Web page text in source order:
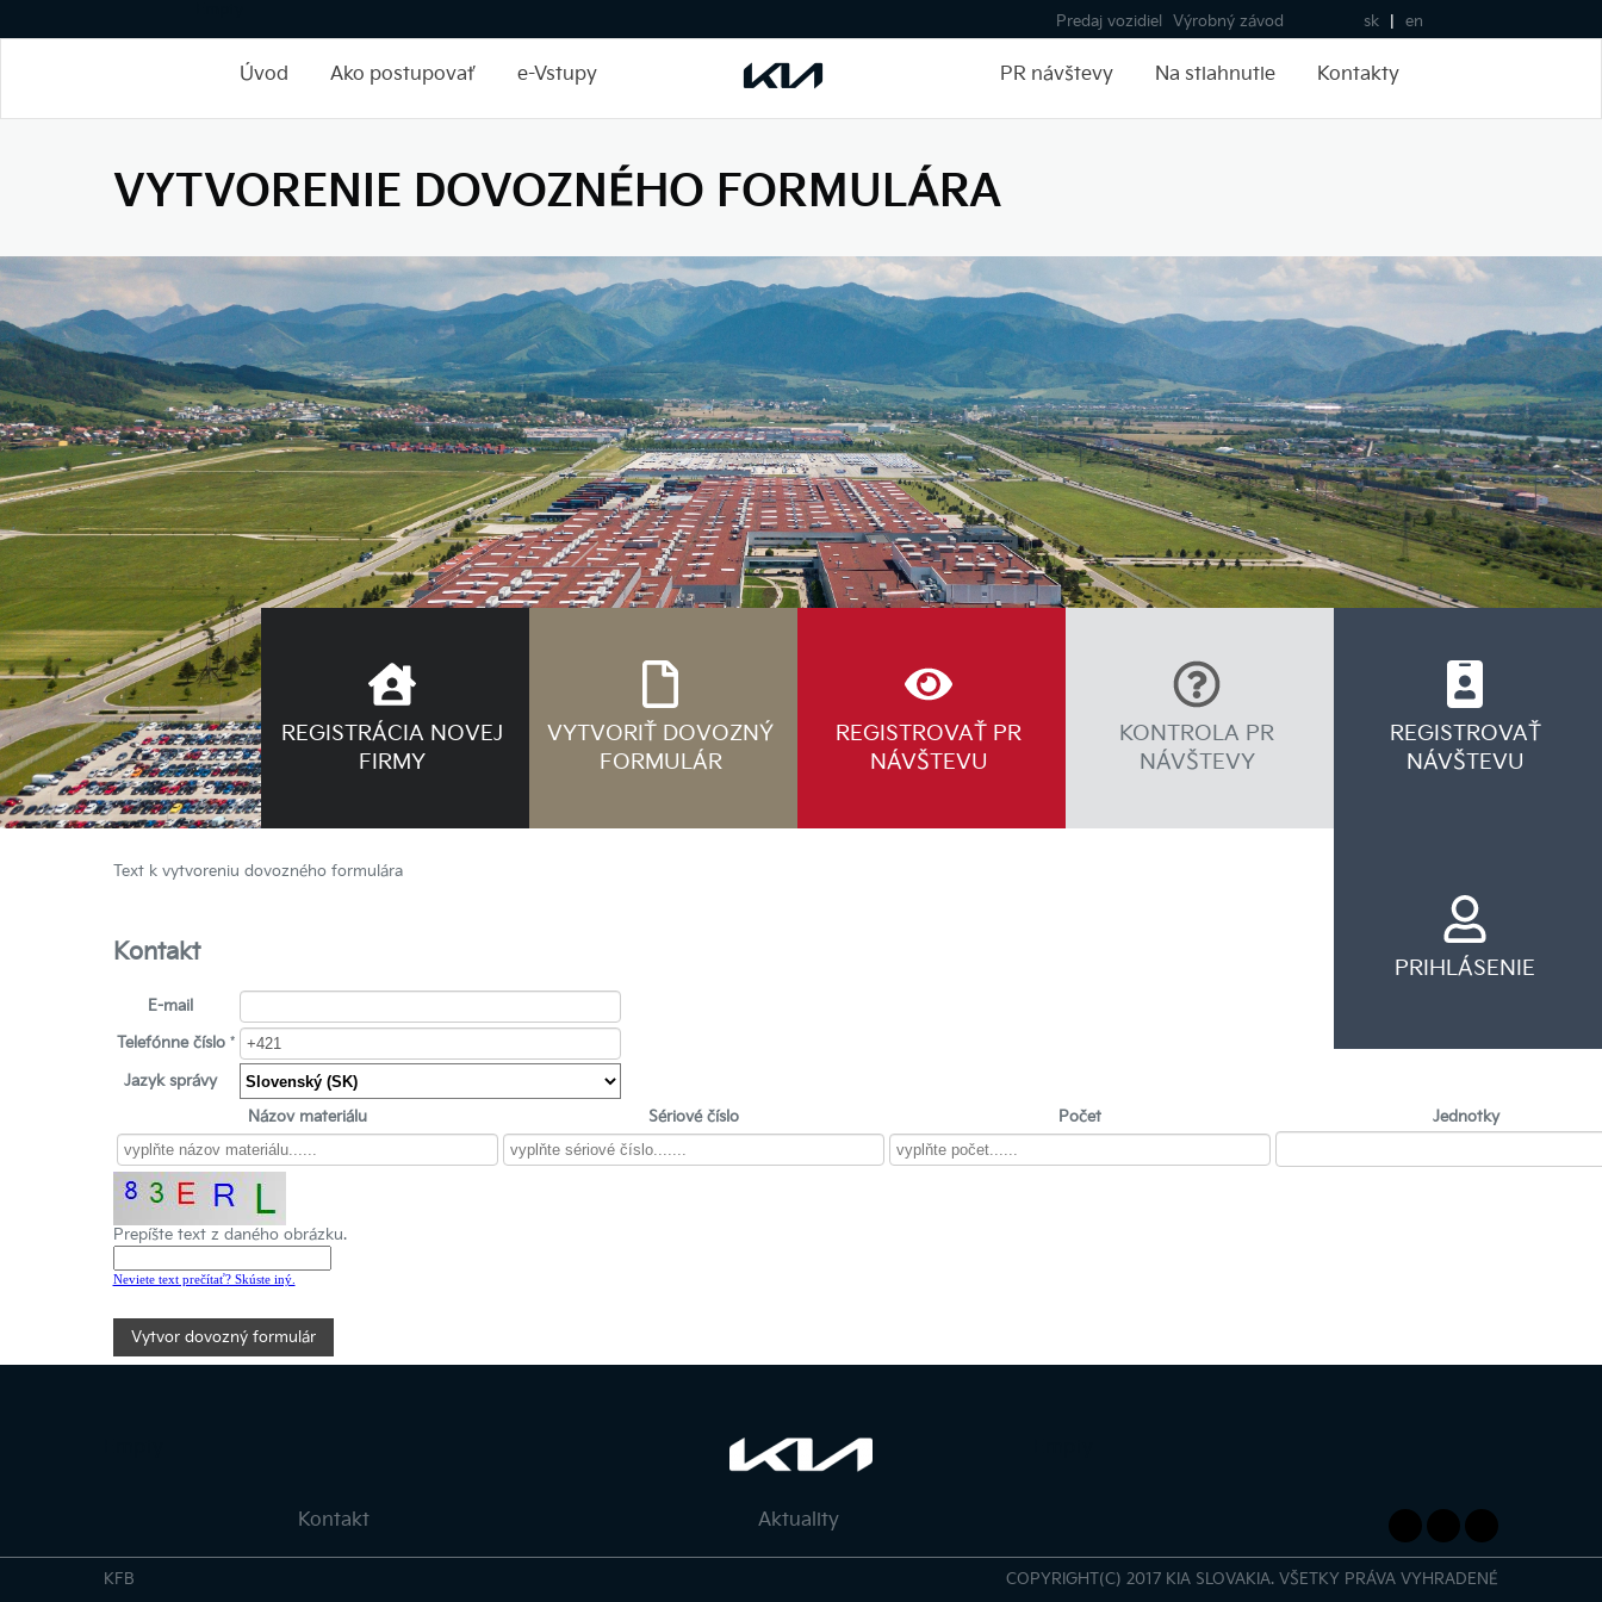
Predaj vozidiel Výrobný závod sk en
Úvod Ako postupovať e-Vstupy PR návštevy Na stiahnutie Kontakty
VYTVORENIE DOVOZNÉHO FORMULÁRA
REGISTROVAŤ
NÁVŠTEVU
KONTROLA PR
NÁVŠTEVY
REGISTROVAŤ PR
NÁVŠTEVU
VYTVORIŤ DOVOZNÝ
FORMULÁR
REGISTRÁCIA NOVEJ
FIRMY
PRIHLÁSENIE
Text k vytvoreniu dovozného formulára
Kontakt
E-mail
Telefónne číslo *
Jazyk správy
Názov materiálu
Sériové číslo Počet Jednotky
Prepíšte text z daného obrázku.
Neviete text prečítať? Skúste iný.
Vytvor dovozný formulár
Kontakt Aktuality
KFB COPYRIGHT(C) 2017 KIA SLOVAKIA. VŠETKY PRÁVA VYHRADENÉ